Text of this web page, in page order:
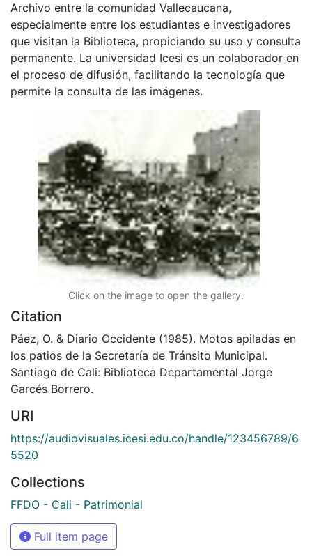
Archivo entre la comunidad Vallecaucana,
especialmente entre los estudiantes e investigadores
que visitan la Biblioteca, propiciando su uso y consulta
permanente. La universidad Icesi es un colaborador en
el proceso de difusión, facilitando la tecnología que
permite la consulta de las imágenes.
Click on the image to open the gallery.
Citation
Páez, O. & Diario Occidente (1985). Motos apiladas en
los patios de la Secretaría de Tránsito Municipal.
Santiago de Cali: Biblioteca Departamental Jorge
Garcés Borrero.
URI
https://audiovisuales.icesi.edu.co/handle/123456789/6
5520
Collections
FFDO - Cali - Patrimonial
Full item page